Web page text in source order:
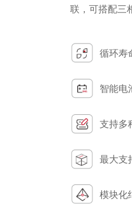
联，可搭配三
循环寿
智能电
支持多
最大支
模块化